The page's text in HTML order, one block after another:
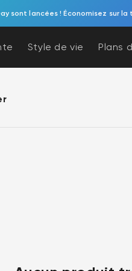
sont lancées ! Économisez sur
Style de vie Plans